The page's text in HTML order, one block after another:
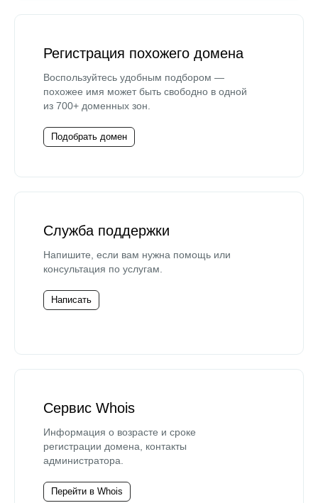
Регистрация похожего домена
Воспользуйтесь удобным подбором —
похожее имя может быть свободно в одной
из 700+ доменных зон.
Подобрать домен
Служба поддержки
Напишите, если вам нужна помощь или
консультация по услугам.
Написать
Сервис Whois
Информация о возрасте и сроке
регистрации домена, контакты
администратора.
Перейти в Whois